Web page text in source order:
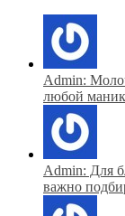
Admin:
любой
Admin: Для
важно